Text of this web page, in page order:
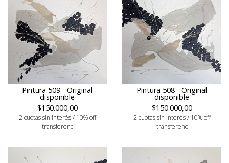
Pintura 509 - Original
disponible
$150.000,00
2 cuotas sin interés / 10% off
transferenc
Pintura 508 - Original
disponible
$150.000,00
2 cuotas sin interés / 10% off
transferenc